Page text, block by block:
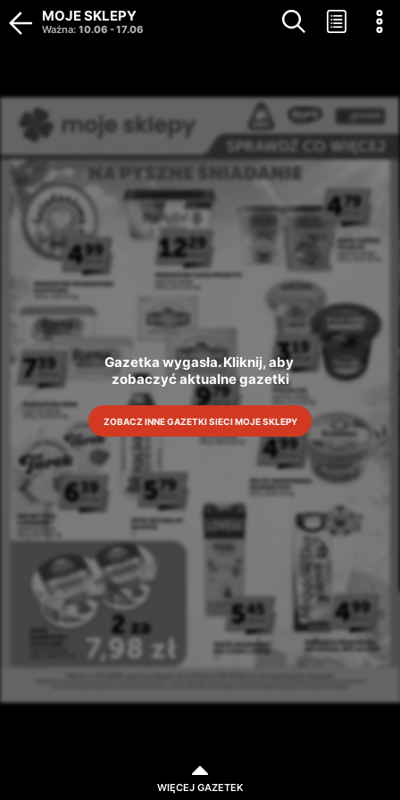
Gazetka wygasła. Kliknij, aby
zobaczyć aktualne gazetki
ZOBACZ INNE GAZETKI SIECI MOJE SKLEPY
MOJE SKLEPY
Ważna: 10.06 -17.06
WIĘCEJ GAZETEK